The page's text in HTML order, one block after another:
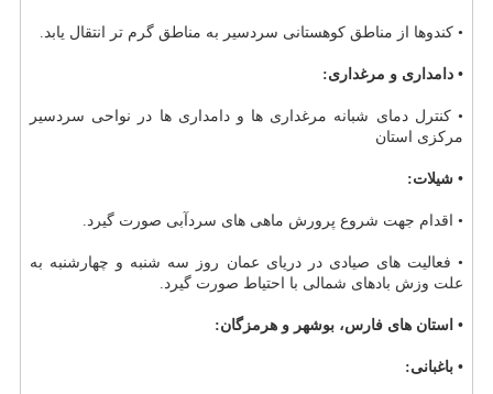
• كندوها از مناطق كوهستانی سردسیر به مناطق گرم تر انتقال یابد.
• دامداری و مرغداری:
• كنترل دمای شبانه مرغداری ها و دامداری ها در نواحی سردسیر
مركزی استان
• شیلات:
• اقدام جهت شروع پرورش ماهی های سردآبی صورت گیرد.
• فعالیت های صیادی در دریای عمان روز سه شنبه و چهارشنبه به
علت وزش بادهای شمالی با احتیاط صورت گیرد.
• استان های فارس، بوشهر و هرمزگان:
• باغبانی: